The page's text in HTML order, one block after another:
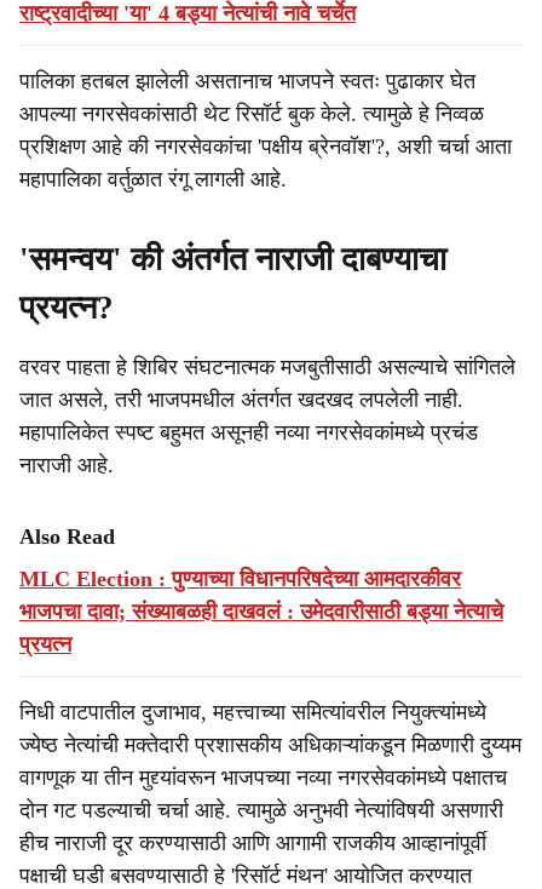
राष्ट्रवादीच्या 'या' 4 बड्या नेत्यांची नावे चर्चेत
पालिका हतबल झालेली असतानाच भाजपने स्वतः पुढाकार घेत
आपल्या नगरसेवकांसाठी थेट रिसॉर्ट बुक केले. त्यामुळे हे निव्वळ
प्रशिक्षण आहे की नगरसेवकांचा 'पक्षीय ब्रेनवॉश'?, अशी चर्चा आता
महापालिका वर्तुळात रंगू लागली आहे.
'समन्वय' की अंतर्गत नाराजी दाबण्याचा
प्रयत्न?
वरवर पाहता हे शिबिर संघटनात्मक मजबुतीसाठी असल्याचे सांगितले
जात असले, तरी भाजपमधील अंतर्गत खदखद लपलेली नाही.
महापालिकेत स्पष्ट बहुमत असूनही नव्या नगरसेवकांमध्ये प्रचंड
नाराजी आहे.
Also Read
MLC Election : पुण्याच्या विधानपरिषदेच्या आमदारकीवर
भाजपचा दावा; संख्याबळही दाखवलं : उमेदवारीसाठी बड्या नेत्याचे
प्रयत्न
निधी वाटपातील दुजाभाव, महत्त्वाच्या समित्यांवरील नियुक्त्यांमध्ये
ज्येष्ठ नेत्यांची मक्तेदारी प्रशासकीय अधिकाऱ्यांकडून मिळणारी दुय्यम
वागणूक या तीन मुद्द्यांवरून भाजपच्या नव्या नगरसेवकांमध्ये पक्षातच
दोन गट पडल्याची चर्चा आहे. त्यामुळे अनुभवी नेत्यांविषयी असणारी
हीच नाराजी दूर करण्यासाठी आणि आगामी राजकीय आव्हानांपूर्वी
पक्षाची घडी बसवण्यासाठी हे 'रिसॉर्ट मंथन' आयोजित करण्यात